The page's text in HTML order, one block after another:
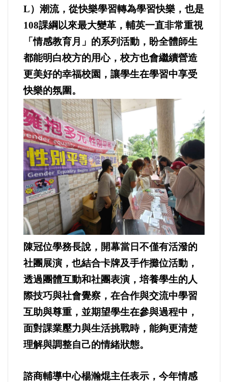
選舉/民調
觀光旅遊
生物科技
出版（影音/圖書/雜誌）
發明/專利
文化資產/文物保護
旅館/民宿
好人好事/人物介紹
L）潮流，從快樂學習轉為學習快樂，也是
108課綱以來最大變革，輔英一直非常重視
「情感教育月」的系列活動，盼全體師生
都能明白校方的用心，校方也會繼續營造
更美好的幸福校園，讓學生在學習中享受
快樂的氛圍。
陳冠位學務長說，開幕當日不僅有活潑的
社團展演，也結合卡牌及手作攤位活動，
透過團體互動和社團表演，培養學生的人
際技巧與社會覺察，在合作與交流中學習
互助與尊重，並期望學生在參與過程中，
面對課業壓力與生活挑戰時，能夠更清楚
理解與調整自己的情緒狀態。
諮商輔導中心楊瀚焜主任表示，今年情感